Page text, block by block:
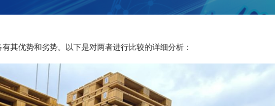
其优势和劣势。以下是对两者进行比较的详细分析：